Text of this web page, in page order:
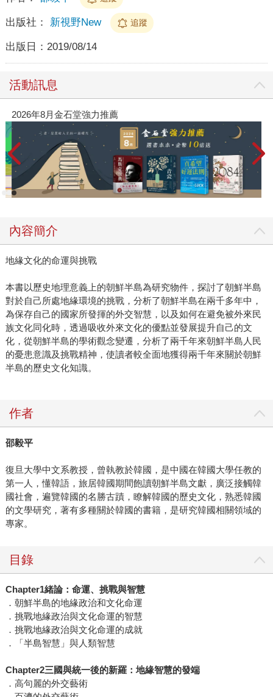
出版社： 新視野New 追蹤
出版日： 2019/08/14
活動訊息
2026年8月金石堂強力推薦
內容簡介
地緣文化的命運與挑戰
本書以歷史地理意義上的朝鮮半島為研究物件，探討了朝鮮半島
對於自己所處地緣環境的挑戰，分析了朝鮮半島在兩千多年中，
為保存自己的國家所發揮的外交智慧，以及如何在避免被外來民
族文化同化時，透過吸收外來文化的優點並發展提升自己的文
化，從朝鮮半島的學術觀念變遷，分析了兩千年來朝鮮半島人民
的憂患意識及挑戰精神，使讀者較全面地獲得兩千年來關於朝鮮
半島的歷史文化知識。
作者
邵毅平
復旦大學中文系教授，曾執教於韓國，是中國在韓國大學任教的
第一人，懂韓語，旅居韓國期間飽讀朝鮮半島文獻，廣泛接觸韓
國社會，遍覽韓國的名勝古蹟，瞭解韓國的歷史文化，熟悉韓國
的文學研究，著有多種關於韓國的書籍，是研究韓國相關領域的
專家。
目錄
Chapter1緒論：命運、挑戰與智慧
．朝鮮半島的地緣政治和文化命運
．挑戰地緣政治與文化命運的智慧
．挑戰地緣政治與文化命運的成就
．「半島智慧」與人類智慧
Chapter2三國與統一後的新羅：地緣智慧的發端
．高句麗的外交藝術